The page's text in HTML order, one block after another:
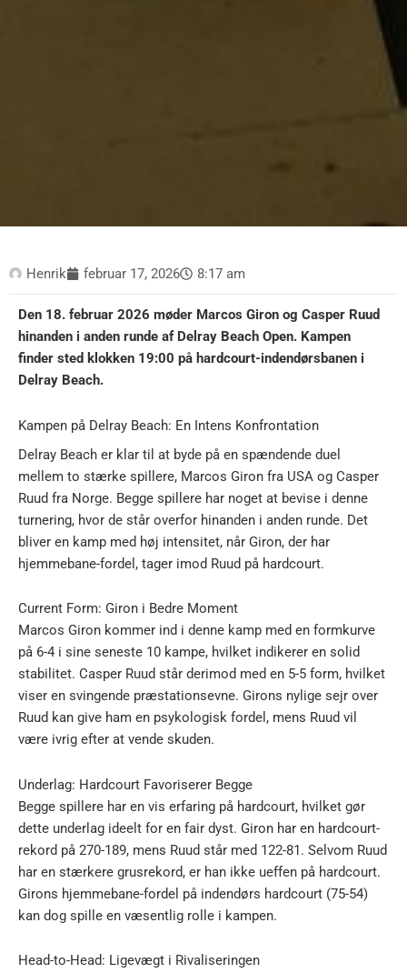
Henrik februar 17, 2026 8:17 am
Den 18. februar 2026 møder Marcos Giron og Casper Ruud
hinanden i anden runde af Delray Beach Open. Kampen
finder sted klokken 19:00 på hardcourt-indendørsbanen i
Delray Beach.
Kampen på Delray Beach: En Intens Konfrontation
Delray Beach er klar til at byde på en spændende duel
mellem to stærke spillere, Marcos Giron fra USA og Casper
Ruud fra Norge. Begge spillere har noget at bevise i denne
turnering, hvor de står overfor hinanden i anden runde. Det
bliver en kamp med høj intensitet, når Giron, der har
hjemmebane-fordel, tager imod Ruud på hardcourt.
Current Form: Giron i Bedre Moment
Marcos Giron kommer ind i denne kamp med en formkurve
på 6-4 i sine seneste 10 kampe, hvilket indikerer en solid
stabilitet. Casper Ruud står derimod med en 5-5 form, hvilket
viser en svingende præstationsevne. Girons nylige sejr over
Ruud kan give ham en psykologisk fordel, mens Ruud vil
være ivrig efter at vende skuden.
Underlag: Hardcourt Favoriserer Begge
Begge spillere har en vis erfaring på hardcourt, hvilket gør
dette underlag ideelt for en fair dyst. Giron har en hardcourt-
rekord på 270-189, mens Ruud står med 122-81. Selvom Ruud
har en stærkere grusrekord, er han ikke ueffen på hardcourt.
Girons hjemmebane-fordel på indendørs hardcourt (75-54)
kan dog spille en væsentlig rolle i kampen.
Head-to-Head: Ligevægt i Rivaliseringen